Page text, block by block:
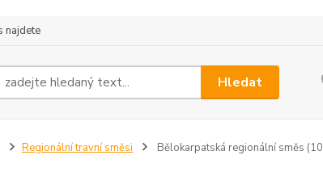
najdete
Hledat
Regionální travní směsi Bělokarpatská regionální směs